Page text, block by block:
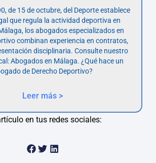
de 15 de octubre, del Deporte establece
que regula la actividad deportiva en
los abogados especializados en
combinan experiencia en contratos,
disciplinaria. Consulte nuestro
Abogados en Málaga. ¿Qué hace un
de Derecho Deportivo?
Leer más >
en tus redes sociales: